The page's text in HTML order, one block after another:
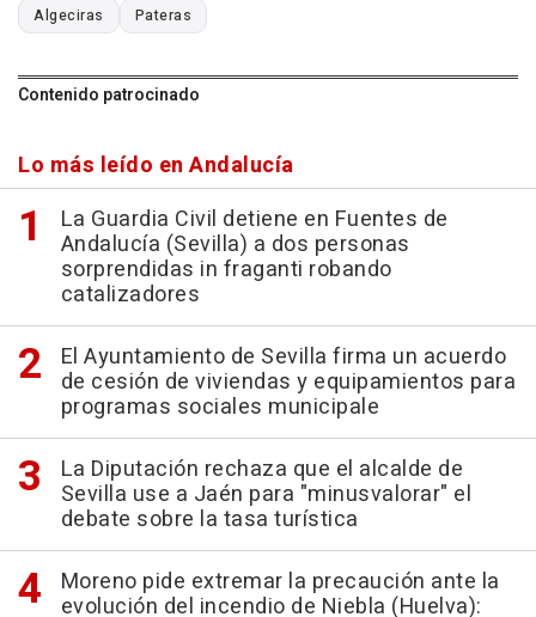
Algeciras Pateras
Contenido patrocinado
Lo más leído en Andalucía
La Guardia Civil detiene en Fuentes de
Andalucía (Sevilla) a dos personas
sorprendidas in fraganti robando
catalizadores
El Ayuntamiento de Sevilla firma un acuerdo
de cesión de viviendas y equipamientos para
programas sociales municipale
La Diputación rechaza que el alcalde de
Sevilla use a Jaén para "minusvalorar" el
debate sobre la tasa turística
Moreno pide extremar la precaución ante la
evolución del incendio de Niebla (Huelva):